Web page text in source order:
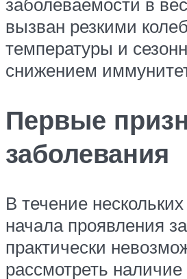
вызван резкими
температуры и
снижением
Первые
заболевания
В течение
начала проявления
практически
рассмотреть наличие